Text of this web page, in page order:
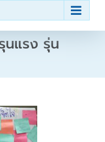
นแรง รุ่น